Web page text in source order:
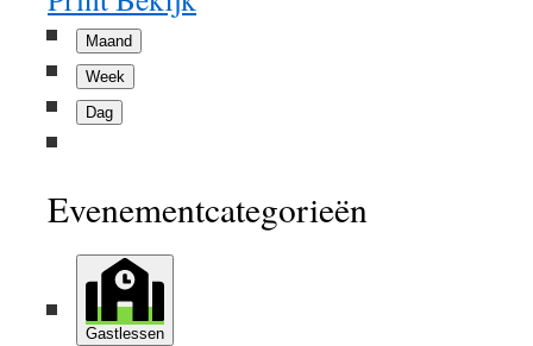
Maand
Week
Dag
Evenementcategorieën
Gastlessen